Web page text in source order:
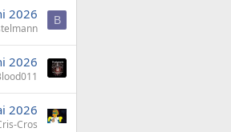
2026 B
2026
2026
Cros